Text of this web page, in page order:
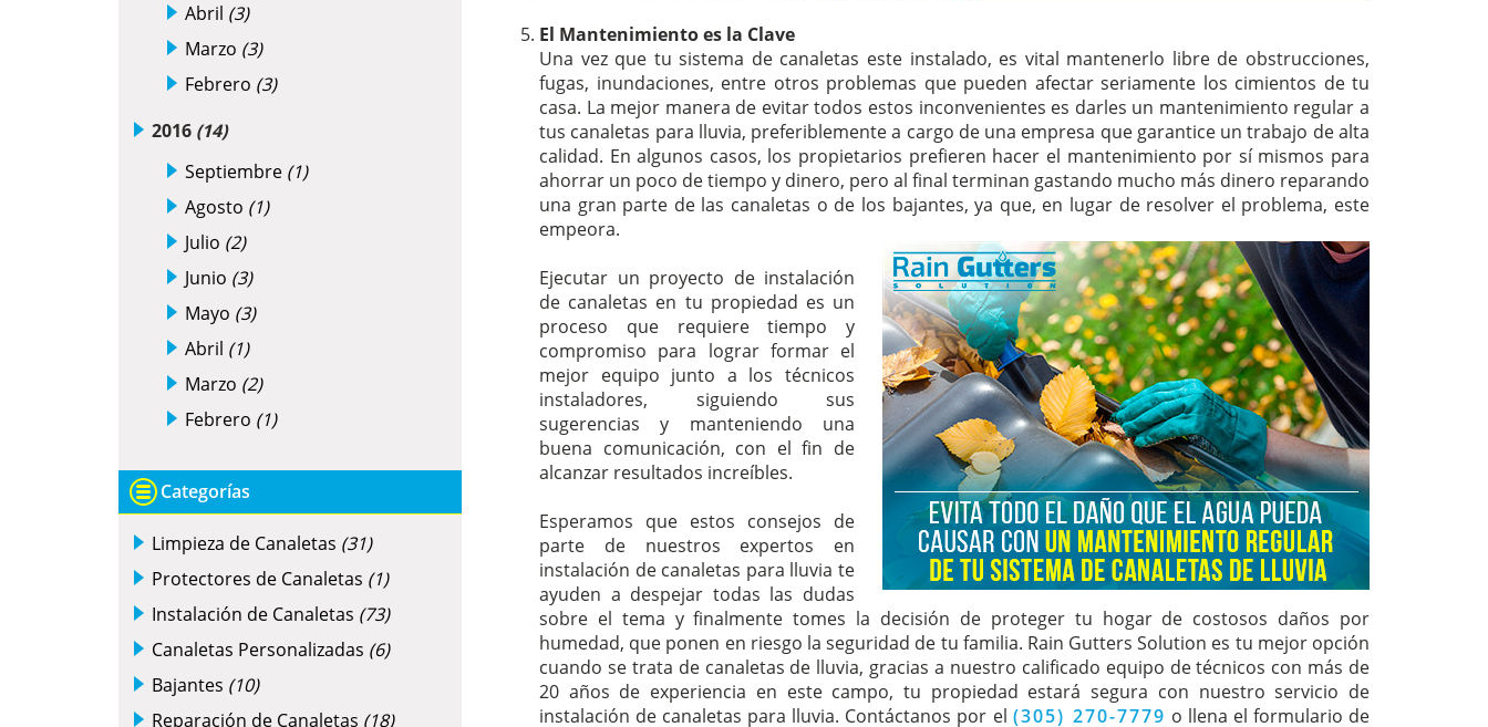
El Mantenimiento es la Clave
Una vez que tu sistema de canaletas este instalado, es vital mantenerlo libre de obstrucciones,
fugas, inundaciones, entre otros problemas que pueden afectar seriamente los cimientos de tu
casa. La mejor manera de evitar todos estos inconvenientes es darles un mantenimiento regular a
tus canaletas para lluvia, preferiblemente a cargo de una empresa que garantice un trabajo de alta
calidad. En algunos casos, los propietarios prefieren hacer el mantenimiento por sí mismos para
ahorrar un poco de tiempo y dinero, pero al final terminan gastando mucho más dinero reparando
una gran parte de las canaletas o de los bajantes, ya que, en lugar de resolver el problema, este
empeora.
Ejecutar un proyecto de instalación
de canaletas en tu propiedad es un
proceso que requiere tiempo y
compromiso para lograr formar el
mejor equipo junto a los técnicos
instaladores, siguiendo sus
sugerencias y manteniendo una
buena comunicación, con el fin de
alcanzar resultados increíbles.
Esperamos que estos consejos de
parte de nuestros expertos en
instalación de canaletas para lluvia te
ayuden a despejar todas las dudas
sobre el tema y finalmente tomes la decisión de proteger tu hogar de costosos daños por
humedad, que ponen en riesgo la seguridad de tu familia. Rain Gutters Solution es tu mejor opción
cuando se trata de canaletas de lluvia, gracias a nuestro calificado equipo de técnicos con más de
20 años de experiencia en este campo, tu propiedad estará segura con nuestro servicio de
instalación de canaletas para lluvia. Contáctanos por el (305) 270-7779 o llena el formulario de
Abril (3)
Marzo (3)
Febrero (3)
2016 (14)
Septiembre (1)
Agosto (1)
Julio (2)
Junio (3)
Mayo (3)
Abril (1)
Marzo (2)
Febrero (1)
Categorías
Limpieza de Canaletas (31)
Protectores de Canaletas (1)
Instalación de Canaletas (73)
Canaletas Personalizadas (6)
Bajantes (10)
Reparación de Canaletas (18)